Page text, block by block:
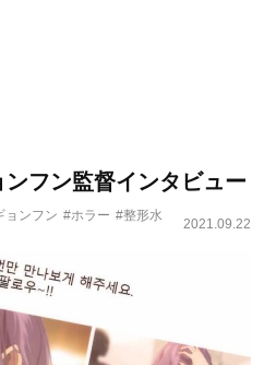
ンフン監督インタビュー
ョンフン #ホラー #整形水
2021.09.22